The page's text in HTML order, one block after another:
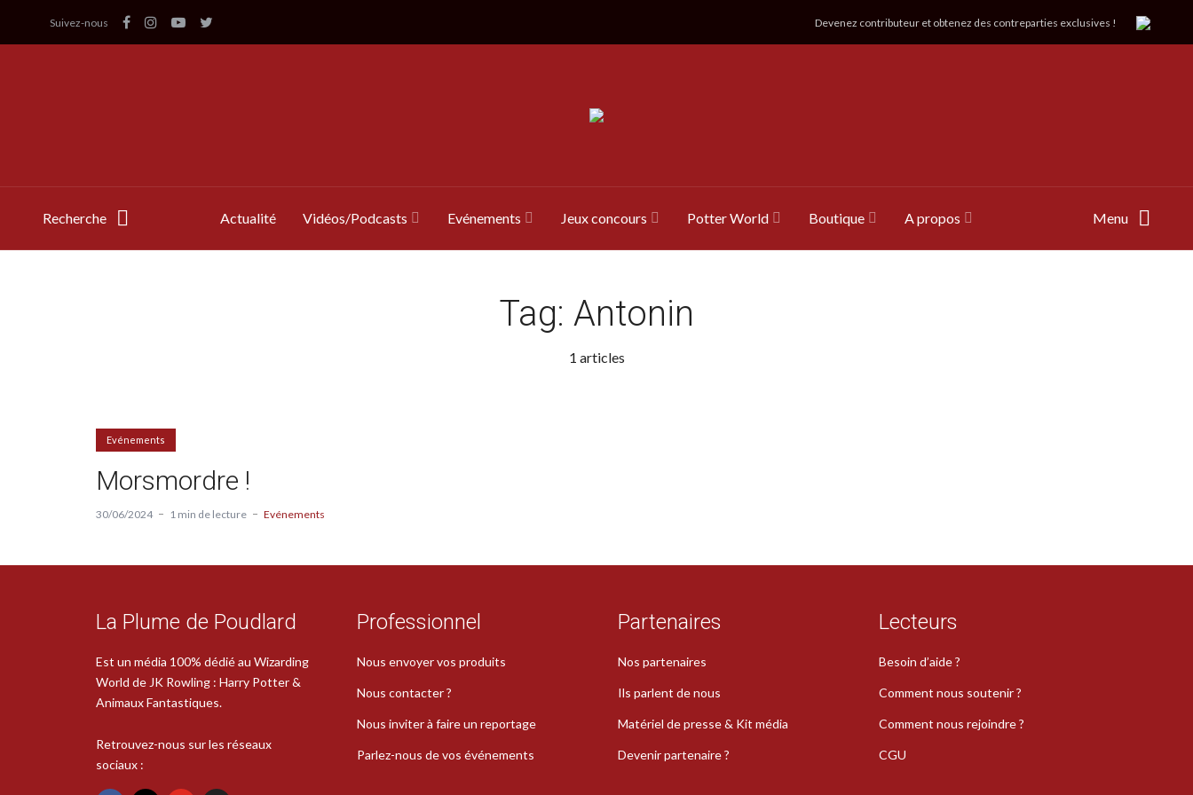
Suivez-nous Devenez contributeur et obtenez des contreparties exclusives !
Recherche Actualité Vidéos/Podcasts Evénements Jeux concours Potter World Boutique A propos Menu
Tag: Antonin
1 articles
Evénements
Morsmordre !
30/06/2024 1 min de lecture Evénements
La Plume de Poudlard
Est un média 100% dédié au Wizarding
World de JK Rowling : Harry Potter &
Animaux Fantastiques.
Retrouvez-nous sur les réseaux
sociaux :
Professionnel
Nous envoyer vos produits
Nous contacter ?
Nous inviter à faire un reportage
Parlez-nous de vos événements
Partenaires
Nos partenaires
Ils parlent de nous
Matériel de presse & Kit média
Devenir partenaire ?
Lecteurs
Besoin d’aide ?
Comment nous soutenir ?
Comment nous rejoindre ?
CGU